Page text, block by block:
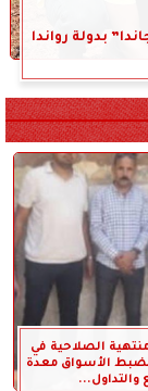
بدولة رواندا
الصلاحية في
الأسواق معدة
والتداول...